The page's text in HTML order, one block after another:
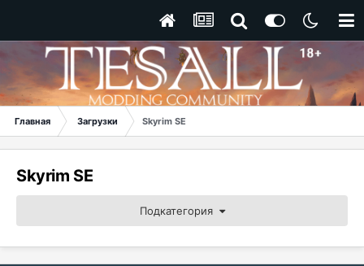
Главная Загрузки Skyrim SE
Skyrim SE
Подкатегория